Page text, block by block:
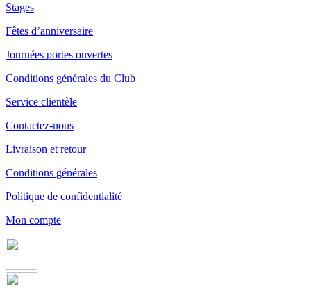
Stages
Fêtes d’anniversaire
Journées portes ouvertes
Conditions générales du Club
Service clientèle
Contactez-nous
Livraison et retour
Conditions générales
Politique de confidentialité
Mon compte